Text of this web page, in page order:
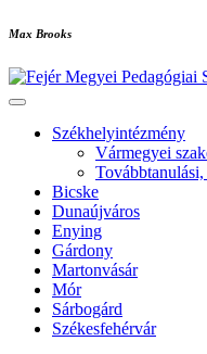
Max Brooks
Székhelyintézmény
Vármegyei
Továbbtanulási,
Bicske
Dunaújváros
Enying
Gárdony
Martonvásár
Mór
Sárbogárd
Székesfehérvár